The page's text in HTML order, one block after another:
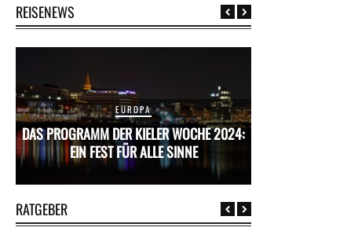
REISENEWS
EUROPA
DAS PROGRAMM DER KIELER WOCHE 2024:
EIN FEST FÜR ALLE SINNE
RATGEBER